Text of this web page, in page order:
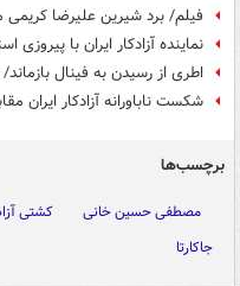
فیلم/ برد شیرین علیرضا کریمی
نماینده آزادکار ایران با پیروزی
اطری از رسیدن به فینال
شکست ناباورانه آزادکار ایران
برچسب‌ها
مصطفی حسین خانی کشتی
جاکارتا